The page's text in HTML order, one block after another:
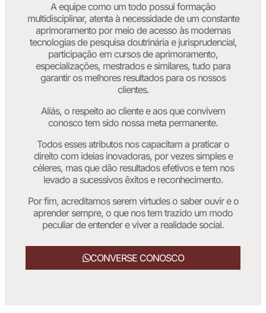
A equipe como um todo possui formação
multidisciplinar, atenta à necessidade de um constante
aprimoramento por meio de acesso às modernas
tecnologias de pesquisa doutrinária e jurisprudencial,
participação em cursos de aprimoramento,
especializações, mestrados e similares, tudo para
garantir os melhores resultados para os nossos
clientes.
Aliás, o respeito ao cliente e aos que convivem
conosco tem sido nossa meta permanente.
Todos esses atributos nos capacitam a praticar o
direito com ideias inovadoras, por vezes simples e
céleres, mas que dão resultados efetivos e tem nos
levado a sucessivos êxitos e reconhecimento.
Por fim, acreditamos serem virtudes o saber ouvir e o
aprender sempre, o que nos tem trazido um modo
peculiar de entender e viver a realidade social.
CONVERSE CONOSCO